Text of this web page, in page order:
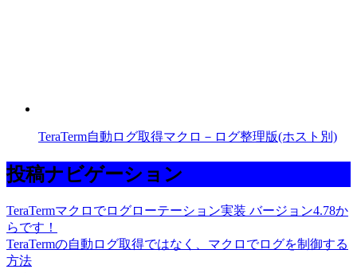
TeraTerm自動ログ取得マクロ－ログ整理版(ホスト別)
投稿ナビゲーション
TeraTermマクロでログローテーション実装 バージョン4.78か
らです！
TeraTermの自動ログ取得ではなく、マクロでログを制御する
方法